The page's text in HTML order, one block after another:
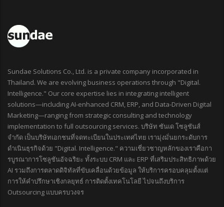
Sundae Solutions Co., Ltd. is a private company incorporated in
Thailand. We are evolving business operations through "Digital.
Intelligence." Our core expertise lies in integrating intelligent
solutions—including AI-enhanced CRM, ERP, and Data-Driven Digital
Marketing—ranging from strategic consulting and technology
implementation to full outsourcing services. บริษัท ซันเด โซลูชันส์
จำกัด เป็นบริษัทเอกชนที่จดทะเบียนในประเทศไทย เรามุ่งมั่นยกระดับการ
ดำเนินธุรกิจด้วย "Digital. Intelligence." ความเชี่ยวชาญหลักของเราคือกา
รบูรณาการโซลูชันอัจฉริยะ ทั้งระบบ CRM และ ERP ที่เสริมประสิทธิภาพด้วย
AI รวมถึงการตลาดดิจิทัลที่ขับเคลื่อนด้วยข้อมูล ให้บริการครอบคลุมตั้งแต่
การให้คำปรึกษาเชิงกลยุทธ์ การติดตั้งเทคโนโลยี ไปจนถึงบริการ
Outsourcing แบบครบวงจร